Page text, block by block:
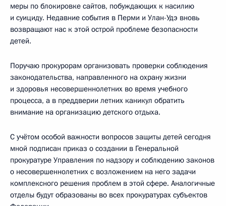
меры по блокировке сайтов, побуждающих к насилию
и суициду. Недавние события в Перми и Улан-Удэ вновь
возвращают нас к этой острой проблеме безопасности
детей.
Поручаю прокурорам организовать проверки соблюдения
законодательства, направленного на охрану жизни
и здоровья несовершеннолетних во время учебного
процесса, а в преддверии летних каникул обратить
внимание на организацию детского отдыха.
С учётом особой важности вопросов защиты детей сегодня
мной подписан приказ о создании в Генеральной
прокуратуре Управления по надзору и соблюдению законов
о несовершеннолетних с возложением на него задачи
комплексного решения проблем в этой сфере. Аналогичные
отделы будут образованы во всех прокуратурах субъектов